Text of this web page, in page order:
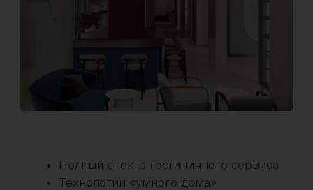
Преимущества для инвестора
2 ПРОГРАММЫ ДОХОДНОСТИ*
Выбор стратегии инвестирования
Участие в общем пуле доходов
пропорционально доле инвестиций